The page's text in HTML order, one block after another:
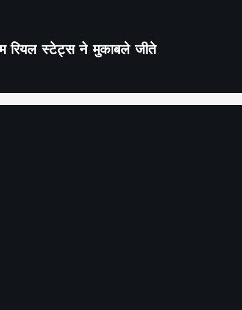
रियल स्टेट्स ने मुकाबले जीते